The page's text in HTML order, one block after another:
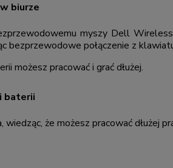
biurze
myszy Dell
bezprzewodowe połączenie z
możesz pracować i grać dłużej.
baterii
że możesz pracować dłużej